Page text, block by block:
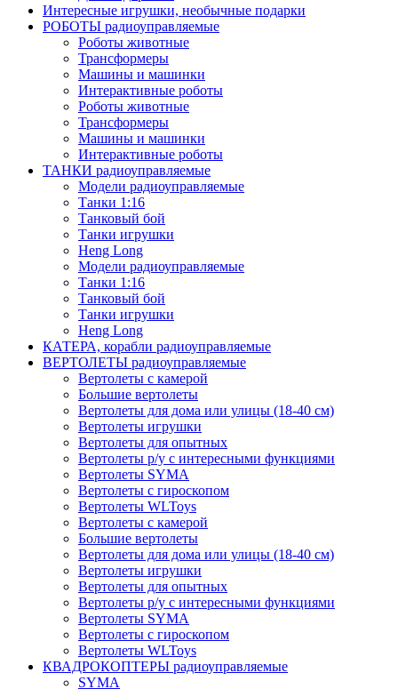
Интересные игрушки, необычные подарки
РОБОТЫ радиоуправляемые
Роботы животные
Трансформеры
Машины и машинки
Интерактивные роботы
Роботы животные
Трансформеры
Машины и машинки
Интерактивные роботы
ТАНКИ радиоуправляемые
Модели радиоуправляемые
Танки 1:16
Танковый бой
Танки игрушки
Heng Long
Модели радиоуправляемые
Танки 1:16
Танковый бой
Танки игрушки
Heng Long
КАТЕРА, корабли радиоуправляемые
ВЕРТОЛЕТЫ радиоуправляемые
Вертолеты с камерой
Большие вертолеты
Вертолеты для дома или улицы (18-40 см)
Вертолеты игрушки
Вертолеты для опытных
Вертолеты р/у с интересными функциями
Вертолеты SYMA
Вертолеты с гироскопом
Вертолеты WLToys
Вертолеты с камерой
Большие вертолеты
Вертолеты для дома или улицы (18-40 см)
Вертолеты игрушки
Вертолеты для опытных
Вертолеты р/у с интересными функциями
Вертолеты SYMA
Вертолеты с гироскопом
Вертолеты WLToys
КВАДРОКОПТЕРЫ радиоуправляемые
SYMA